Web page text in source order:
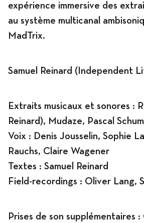
News
Agenda
Expositions
expérience immersive des
au système multicanal
MadTrix.
Samuel Reinard (Independent
Extraits musicaux et sonores :
Reinard), Mudaze, Pascal
Voix : Denis Jousselin, Sophie
Rauchs, Claire Wagener
Textes : Samuel Reinard
Field-recordings : Oliver Lang,
Prises de son supplémentaires :